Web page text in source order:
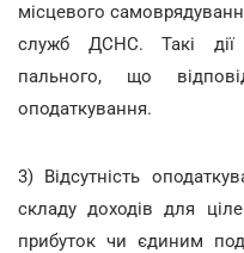
місцевого
служб ДСНС. Такі дії
пального, що
оподаткування.
3) Відсутність
складу доходів для
прибуток чи єдиним